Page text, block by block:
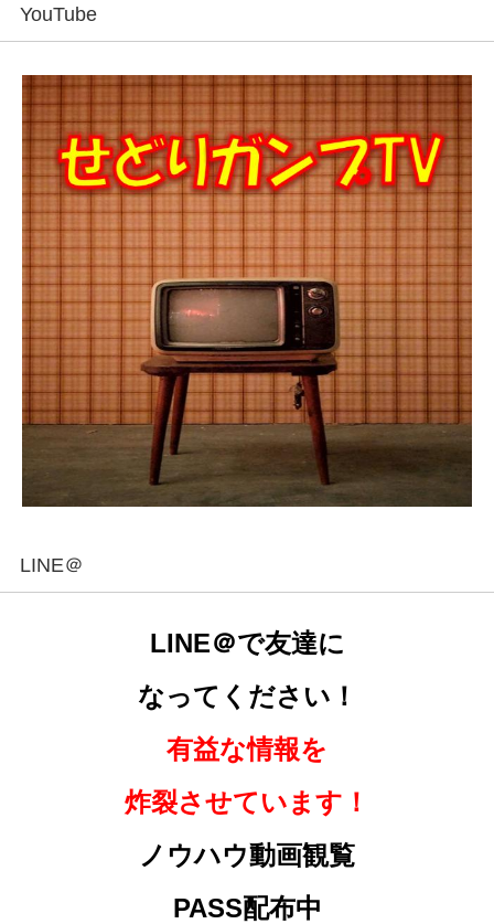
YouTube
LINE＠
LINE＠で友達に
なってください！
有益な情報を
炸裂させています！
ノウハウ動画観覧
PASS配布中